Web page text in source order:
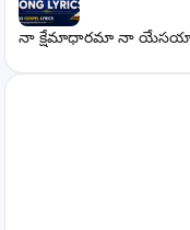
నా క్షేమాధారమా నా యేసయ్యా |